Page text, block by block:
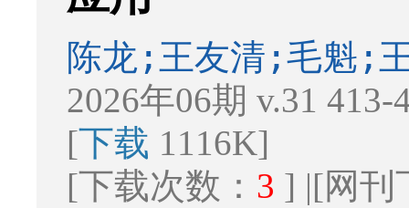
陈龙;王友清;毛魁;
2026年06期 v.31
[下载 1116K]
[下载次数： 3 ] |[网刊